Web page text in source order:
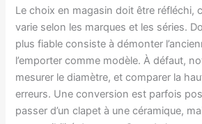
Le choix en magasin doit être réfléchi,
varie selon les marques et les séries.
plus fiable consiste à démonter
l’emporter comme modèle. À défaut,
mesurer le diamètre, et comparer la
erreurs. Une conversion est parfois
passer d’un clapet à une céramique,